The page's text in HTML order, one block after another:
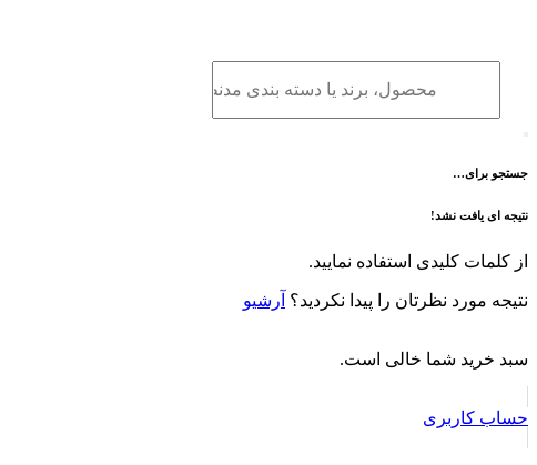
محتوا
جستجو برای…
نتیجه ای یافت نشد!
از کلمات کلیدی استفاده نمایید.
نتیجه مورد نظرتان را پیدا نکردید؟ آرشیو
سبد خرید شما خالی است.
حساب کاربری